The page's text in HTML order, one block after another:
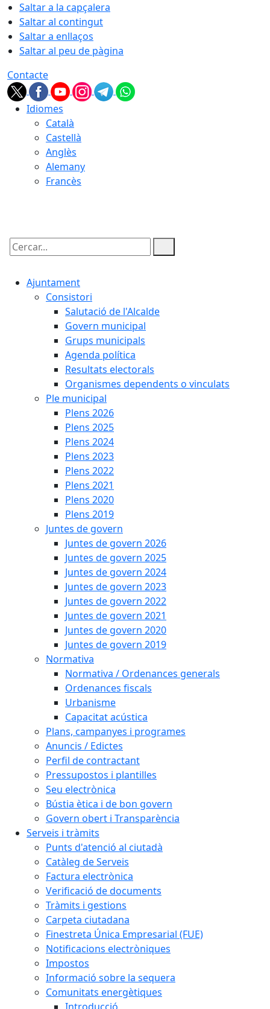
Saltar a la capçalera
Saltar al contingut
Saltar a enllaços
Saltar al peu de pàgina
Contacte
Idiomes
Català
Castellà
Anglès
Alemany
Francès
Cercar:
Ajuntament
Consistori
Salutació de l'Alcalde
Govern municipal
Grups municipals
Agenda política
Resultats electorals
Organismes dependents o vinculats
Ple municipal
Plens 2026
Plens 2025
Plens 2024
Plens 2023
Plens 2022
Plens 2021
Plens 2020
Plens 2019
Juntes de govern
Juntes de govern 2026
Juntes de govern 2025
Juntes de govern 2024
Juntes de govern 2023
Juntes de govern 2022
Juntes de govern 2021
Juntes de govern 2020
Juntes de govern 2019
Normativa
Normativa / Ordenances generals
Ordenances fiscals
Urbanisme
Capacitat acústica
Plans, campanyes i programes
Anuncis / Edictes
Perfil de contractant
Pressupostos i plantilles
Seu electrònica
Bústia ètica i de bon govern
Govern obert i Transparència
Serveis i tràmits
Punts d'atenció al ciutadà
Catàleg de Serveis
Factura electrònica
Verificació de documents
Tràmits i gestions
Carpeta ciutadana
Finestreta Única Empresarial (FUE)
Notificacions electròniques
Impostos
Informació sobre la sequera
Comunitats energètiques